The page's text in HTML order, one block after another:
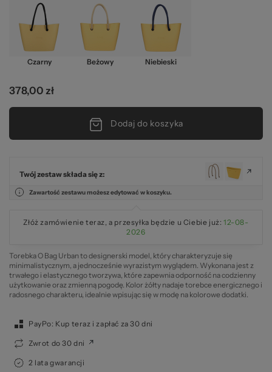
Czarny Beżowy Niebieski
378,00 zł
Dodaj do koszyka
Twój zestaw składa się z:
Zawartość zestawu możesz edytować w koszyku.
Złóż zamówienie teraz, a przesyłka będzie u Ciebie już: 12-08-
2026
Torebka O Bag Urban to designerski model, który charakteryzuje się
minimalistycznym, a jednocześnie wyrazistym wyglądem. Wykonana jest z
trwałego i elastycznego tworzywa, które zapewnia odporność na codzienny
użytkowanie oraz zmienną pogodę. Kolor żółty nadaje torebce energicznego i
radosnego charakteru, idealnie wpisując się w modę na kolorowe dodatki.
PayPo: Kup teraz i zapłać za 30 dni
Zwrot do 30 dni
2 lata gwarancji